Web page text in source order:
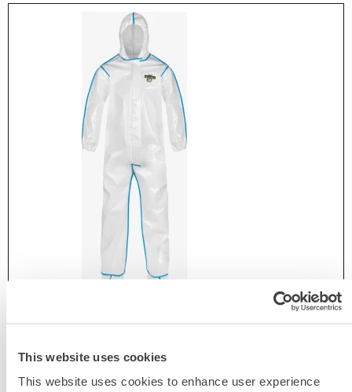
This website uses cookies
This website uses cookies to enhance user experience
CHEMMAX® - CAPUCHA/BOTAS
C2B414